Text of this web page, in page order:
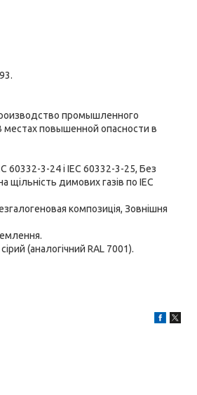
промышленного
повышенной опасности в
60332-3-24 і IEC 60332-3-25, Без
щільність димових газів по IEC
композиція, Зовнішня
(аналогічний RAL 7001).